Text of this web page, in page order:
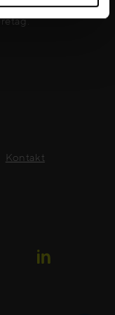
och säkerställer
Kontakt